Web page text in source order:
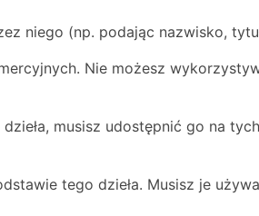
niego (np. podając nazwisko,
Nie możesz
musisz udostępnić go na
tego dzieła. Musisz je